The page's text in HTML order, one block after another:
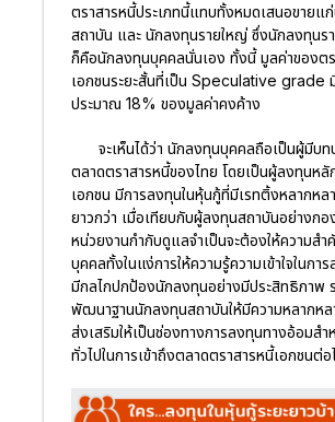
ตราสารหนี้ประเภทนี้แทบทั้งหมดเสนอขายแ
สถาบัน และ นักลงทุนรายใหญ่ ซึ่งนักลงทุนร
ก็คือนักลงทุนบุคคลนั่นเอง ทั้งนี้ มูลค่าของต
เอกชนระยะสั้นที่เป็น Speculative grade
ประมาณ 18% ของมูลค่าคงค้าง
จะเห็นได้ว่า นักลงทุนบุคคลถือเป็นผู้มีบ
ตลาดตราสารหนี้ของไทย โดยเป็นผู้ลงทุนหลั
เอกชน มีการลงทุนในหุ้นกู้ที่มีเรทติ้งหลากหล
ยาวกว่า เมื่อเทียบกับผู้ลงทุนสถาบันอย่างก
หน่วยงานกำกับดูแลจำเป็นจะต้องให้ความส
บุคคลทั้งในแง่การให้ความรู้ความเข้าใจในกา
มีกลไกปกป้องนักลงทุนอย่างมีประสิทธิภาพ
พัฒนาฐานนักลงทุนสถาบันให้มีความหลากห
ส่งเสริมให้เป็นช่องทางการลงทุนทางอ้อมส
ทั่วไปในการเข้าถึงตลาดตราสารหนี้เอกชนต่อ